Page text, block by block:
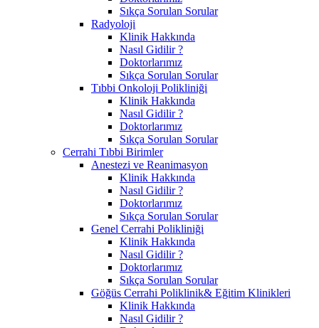
Sıkça Sorulan Sorular
Radyoloji
Klinik Hakkında
Nasıl Gidilir ?
Doktorlarımız
Sıkça Sorulan Sorular
Tıbbi Onkoloji Polikliniği
Klinik Hakkında
Nasıl Gidilir ?
Doktorlarımız
Sıkça Sorulan Sorular
Cerrahi Tıbbi Birimler
Anestezi ve Reanimasyon
Klinik Hakkında
Nasıl Gidilir ?
Doktorlarımız
Sıkça Sorulan Sorular
Genel Cerrahi Polikliniği
Klinik Hakkında
Nasıl Gidilir ?
Doktorlarımız
Sıkça Sorulan Sorular
Göğüs Cerrahi Poliklinik& Eğitim Klinikleri
Klinik Hakkında
Nasıl Gidilir ?